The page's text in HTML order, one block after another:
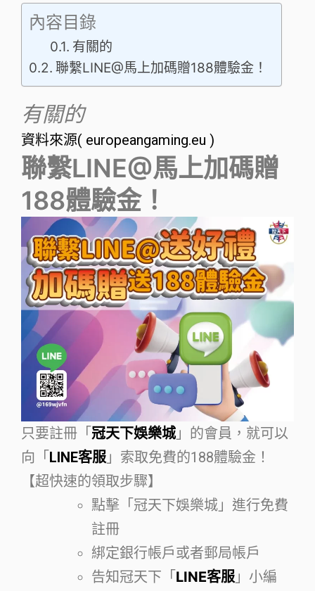
內容目錄
有關的
聯繫LINE@馬上加碼贈188體驗金！
有關的
資料來源( europeangaming.eu )
聯繫LINE@馬上加碼贈
188體驗金！
只要註冊「 冠天下娛樂城」的會員，就可以
向「 LINE客服 」索取免費的188體驗金！
【超快速的領取步驟】
點擊「冠天下娛樂城」進行免費
註冊
綁定銀行帳戶或者郵局帳戶
告知冠天下「 LINE客服 」小編